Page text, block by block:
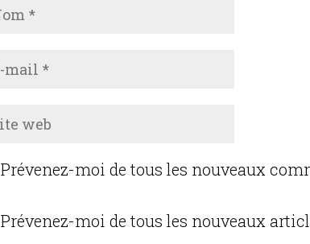
Prévenez-moi de tous les nouveaux
Prévenez-moi de tous les nouveaux